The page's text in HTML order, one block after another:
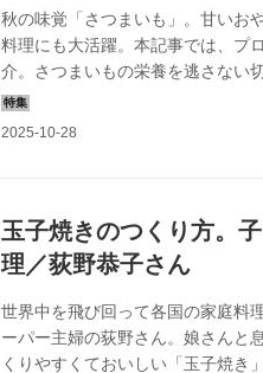
秋の味覚「さつまいも」。甘いお
料理にも大活躍。本記事では、プ
介。さつまいもの栄養を逃さない
玉子焼きのつくり方。
理／荻野恭子さん
世界中を飛び回って各国の家庭料
ーパー主婦の荻野さん。娘さんと
くりやすくておいしい「玉子焼き